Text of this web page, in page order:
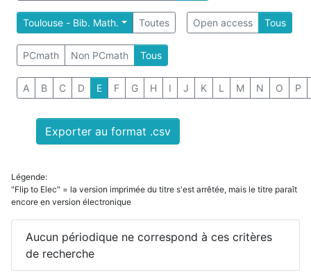
Toulouse - Bib. Math. Toutes Open access Tous
PCmath Non PCmath Tous
A B C D E F G H I J K L M N O P
Exporter au format .csv
Légende:
"Flip to Elec" = la version imprimée du titre s'est arrêtée, mais le titre paraît
encore en version électronique
Aucun périodique ne correspond à ces critères
de recherche